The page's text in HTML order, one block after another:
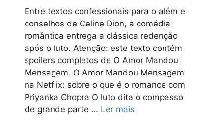
Entre textos confessionais para o além e
conselhos de Celine Dion, a comédia
romântica entrega a clássica redenção
após o luto. Atenção: este texto contém
spoilers completos de O Amor Mandou
Mensagem. O Amor Mandou Mensagem
na Netflix: sobre o que é o romance com
Priyanka Chopra O luto dita o compasso
de grande parte … Ler mais